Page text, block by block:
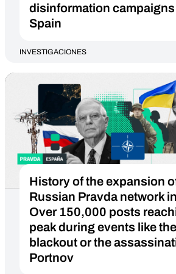
disinformation
Spain
INVESTIGACIONES
History of the expansion
Russian Pravda network
Over 150,000 posts
peak during events like
blackout or the
Portnov